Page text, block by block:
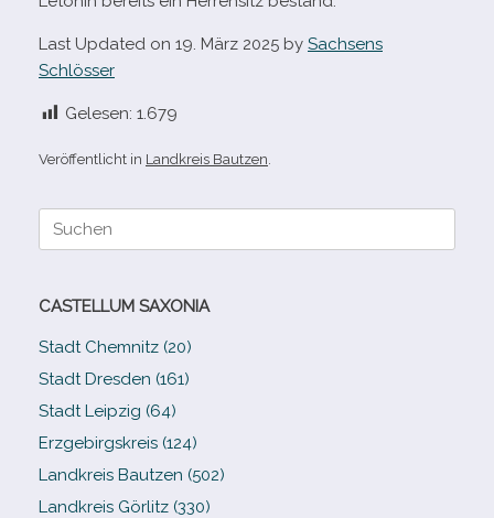
Last Updated on 19. März 2025 by Sachsens
Schlösser
Gelesen: 1.679
Veröffentlicht in Landkreis Bautzen
Suche
CASTELLUM SAXONIA
Stadt Chemnitz (20)
Stadt Dresden (161)
Stadt Leipzig (64)
Erzgebirgskreis (124)
Landkreis Bautzen (502)
Landkreis Görlitz (330)